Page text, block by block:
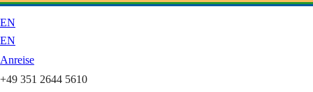
EN
EN
Anreise
+49 351 2644 5610